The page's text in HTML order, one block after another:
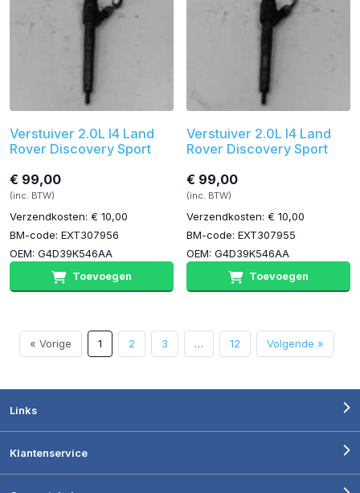
Verstuiver 2.0L I4 Land
Rover Discovery Sport
€ 99,00
(inc. BTW)
Verzendkosten: € 10,00
BM-code: EXT307956
OEM: G4D39K546AA
Toevoegen
Verstuiver 2.0L I4 Land
Rover Discovery Sport
€ 99,00
(inc. BTW)
Verzendkosten: € 10,00
BM-code: EXT307955
OEM: G4D39K546AA
Toevoegen
« Vorige 1 2 3 … 12 Volgende »
Links
Klantenservice